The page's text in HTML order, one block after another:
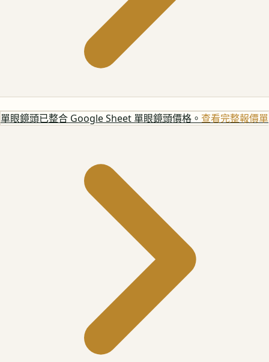
單眼鏡頭已整合 Google Sheet 單眼鏡頭價格。 查看完整報價單